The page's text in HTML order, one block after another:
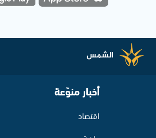
أخبار منوّعة
اقتصاد